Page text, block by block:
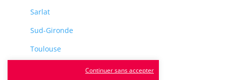
Sarlat
Sud-Gironde
Toulouse
Continuer sans accepter